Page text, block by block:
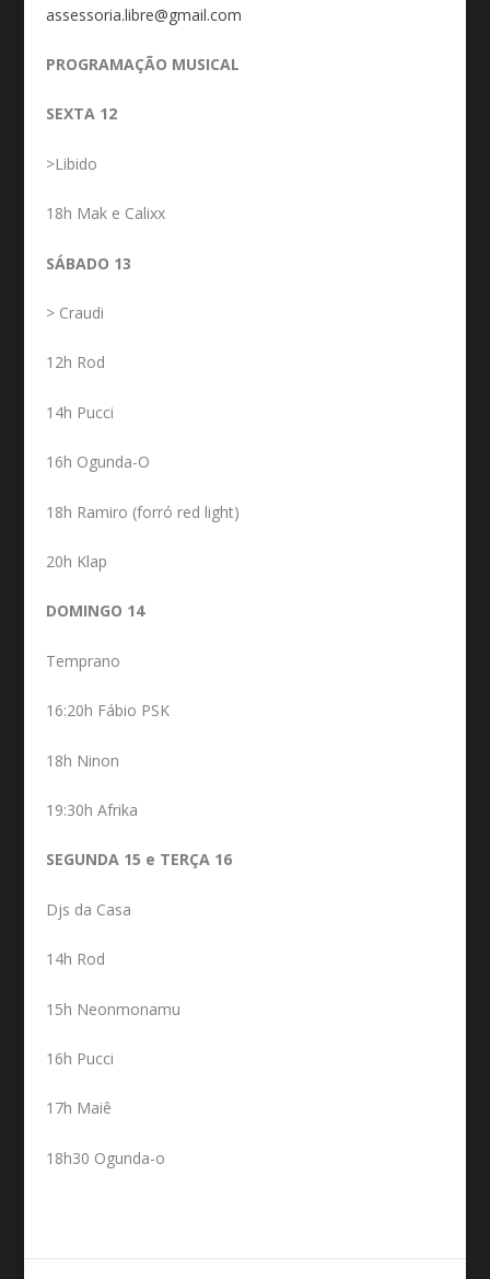
assessoria.libre@gmail.com
PROGRAMAÇÃO MUSICAL
SEXTA 12
>Libido
18h Mak e Calixx
SÁBADO 13
> Craudi
12h Rod
14h Pucci
16h Ogunda-O
18h Ramiro (forró red light)
20h Klap
DOMINGO 14
Temprano
16:20h Fábio PSK
18h Ninon
19:30h Afrika
SEGUNDA 15 e TERÇA 16
Djs da Casa
14h Rod
15h Neonmonamu
16h Pucci
17h Maiê
18h30 Ogunda-o